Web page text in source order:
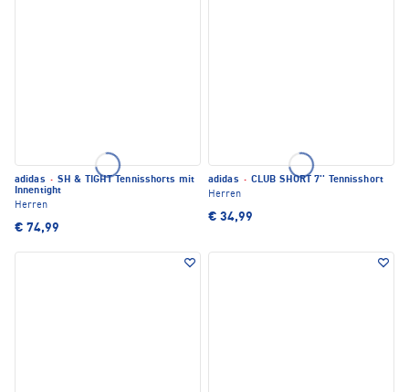
adidas · SH & TIGHT Tennisshorts mit
Innentight
Herren
€ 74,99
adidas · CLUB SHORT 7'' Tennisshort
Herren
€ 34,99